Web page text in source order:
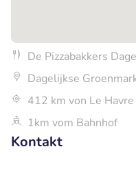
De Pizzabakkers
Dagelijkse
412 km von Le Havre
1km vom Bahnhof
Kontakt